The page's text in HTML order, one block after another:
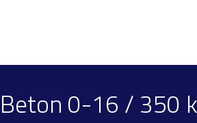
Beton 0-16 / 350